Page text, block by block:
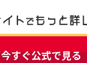
今すぐ公式で見る